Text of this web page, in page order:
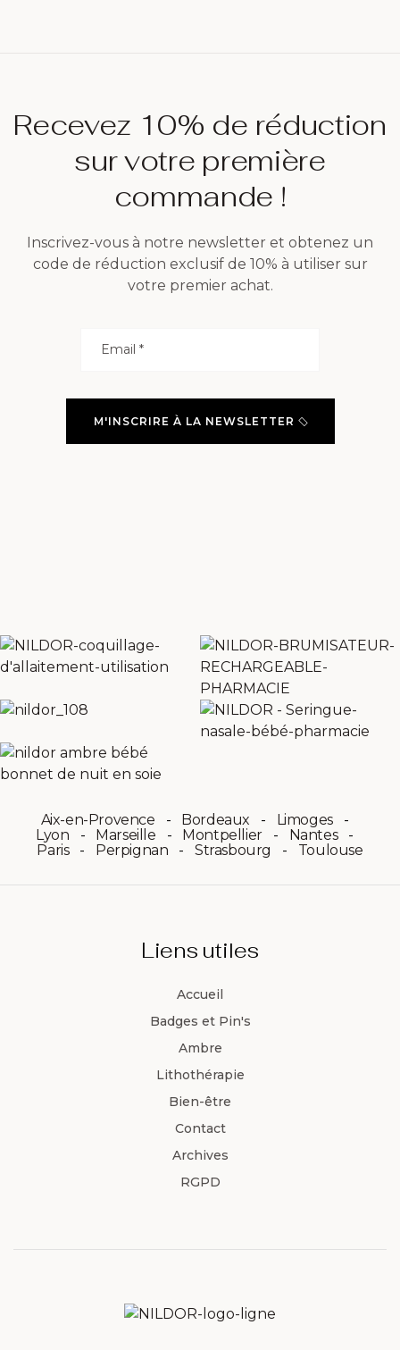
Recevez 10% de réduction
sur votre première
commande !
Inscrivez-vous à notre newsletter et obtenez un
code de réduction exclusif de 10% à utiliser sur
votre premier achat.
M'INSCRIRE À LA NEWSLETTER
Aix-en-Provence Bordeaux
Limoges
Lyon
Marseille Montpellier
Nantes
Paris
Perpignan Strasbourg Toulouse
Liens utiles
Accueil
Badges et Pin's
Ambre
Lithothérapie
Bien-être
Contact
Archives
RGPD